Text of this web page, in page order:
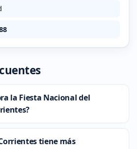
la Fiesta Nacional del
tiene más